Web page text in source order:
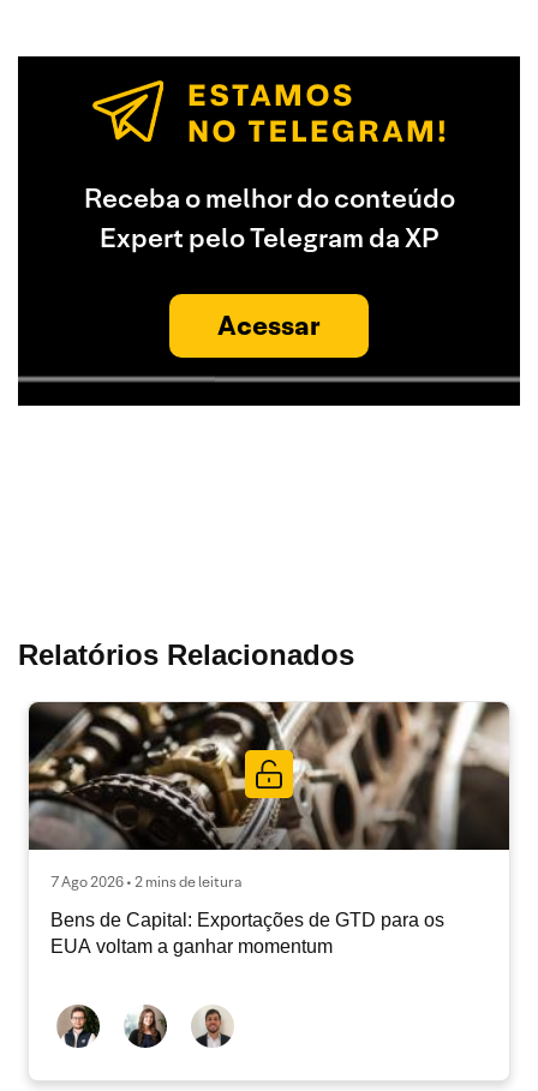
Receba o melhor do conteúdo
Expert pelo Telegram da XP
Acessar
Relatórios Relacionados
7 Ago 2026 • 2 mins de leitura
Bens de Capital: Exportações de GTD para os
EUA voltam a ganhar momentum